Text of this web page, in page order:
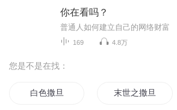
你在看吗？
普通人如何建立自己的网络财富
169 4.8万
您是不是在找：
白色撒旦 末世之撒旦的宽恕